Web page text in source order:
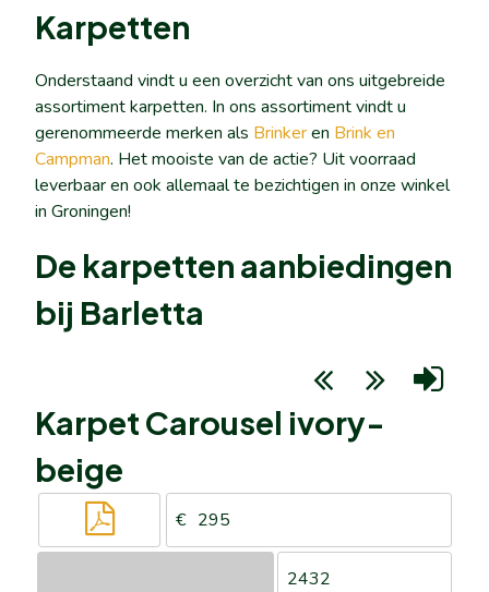
Karpetten
Onderstaand vindt u een overzicht van ons uitgebreide
assortiment karpetten. In ons assortiment vindt u
gerenommeerde merken als Brinkeren Brink en
Campman. Het mooiste van de actie? Uit voorraad
leverbaar en ook allemaal te bezichtigen in onze winkel
in Groningen!
De karpetten aanbiedingen
bij Barletta
Karpet Carousel ivory-
beige
295
2432